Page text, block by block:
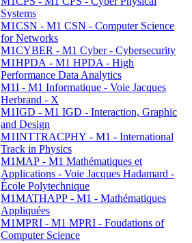
Systems
M1CSN - M1 CSN - Computer Science
for Networks
M1CYBER - M1 Cyber - Cybersecurity
M1HPDA - M1 HPDA - High
Performance Data Analytics
M1I - M1 Informatique - Voie Jacques
Herbrand - X
M1IGD - M1 IGD - Interaction, Graphic
and Design
M1INTTRACPHY - M1 - International
Track in Physics
M1MAP - M1 Mathématiques et
Applications - Voie Jacques Hadamard -
École Polytechnique
M1MATHAPP - M1 - Mathématiques
Appliquées
M1MPRI - M1 MPRI - Foudations of
Computer Science